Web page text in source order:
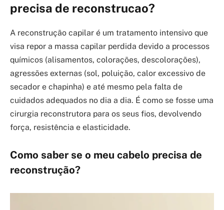
precisa de reconstrucao?
A reconstrução capilar é um tratamento intensivo que
visa repor a massa capilar perdida devido a processos
químicos (alisamentos, colorações, descolorações),
agressões externas (sol, poluição, calor excessivo de
secador e chapinha) e até mesmo pela falta de
cuidados adequados no dia a dia. É como se fosse uma
cirurgia reconstrutora para os seus fios, devolvendo
força, resistência e elasticidade.
Como saber se o meu cabelo precisa de
reconstrução?